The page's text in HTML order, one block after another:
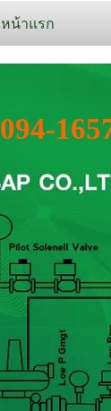
หน้าแรก
094-